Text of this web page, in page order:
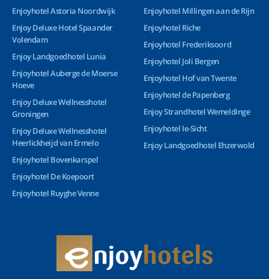
Enjoyhotel Astoria Noordwijk
Enjoy Deluxe Hotel Spaander
Volendam
Enjoy Landgoedhotel Lunia
Enjoyhotel Auberge de Moerse
Hoeve
Enjoy Deluxe Wellnesshotel
Groningen
Enjoy Deluxe Wellnesshotel
Heerlickheijd van Ermelo
Enjoyhotel Bovenkarspel
Enjoyhotel De Koepoort
Enjoyhotel Ruyghe Venne
Enjoyhotel Millingen aan de Rijn
Enjoyhotel Riche
Enjoyhotel Frederiksoord
Enjoyhotel Joli Bergen
Enjoyhotel Hof van Twente
Enjoyhotel de Papenberg
Enjoy Strandhotel Wemeldinge
Enjoyhotel Ie-Sicht
Enjoy Landgoedhotel Ehzerwold